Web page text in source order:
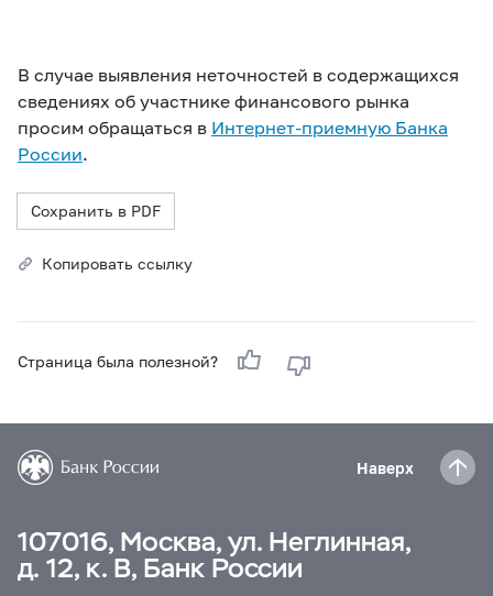
В случае выявления неточностей в содержащихся
сведениях об участнике финансового рынка
просим обращаться в Интернет-приемную Банка
России.
Сохранить в PDF
Копировать ссылку
Страница была полезной?
Наверх
107016, Москва, ул. Неглинная,
д. 12, к. В, Банк России